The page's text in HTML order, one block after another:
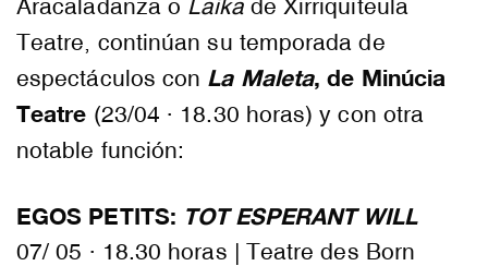
Aracaladanza o Laikade Xirriquiteula
Teatre, continúan su temporada de
espectáculos con La Maleta, de Minúcia
Teatre (23/04 · 18.30 horas) y con otra
notable función:
EGOS PETITS: TOT ESPERANT WILL
07/ 05 · 18.30 horas | Teatre des Born